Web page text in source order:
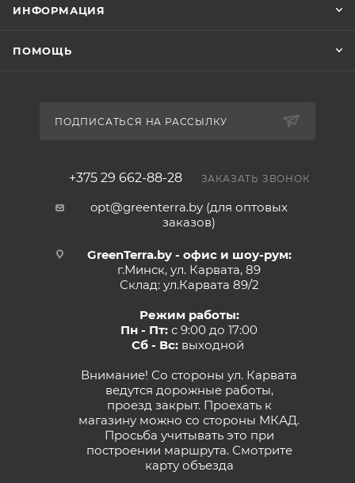
ИНФОРМАЦИЯ
ПОМОЩЬ
ПОДПИСАТЬСЯ НА РАССЫЛКУ
+375 29 662-88-28 ЗАКАЗАТЬ ЗВОНОК
opt@greenterra.by (для оптовых
заказов)
GreenTerra.by - офис и шоу-рум:
г.Минск, ул. Карвата, 89
Склад: ул.Карвата 89/2
Режим работы:
Пн - Пт: с 9:00 до 17:00
Сб - Вс:выходной
Внимание! Со стороны ул. Карвата
ведутся дорожные работы,
проезд закрыт. Проехать к
магазину можно со стороны МКАД.
Просьба учитывать это при
построении маршрута. Смотрите
карту объезда